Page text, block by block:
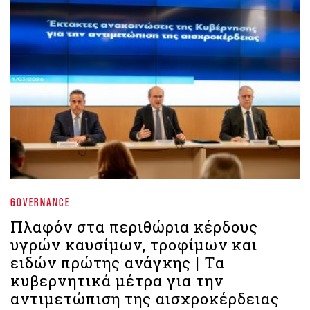
GOVERNANCE
Πλαφόν στα περιθώρια κέρδους
υγρών καυσίμων, τροφίμων και
ειδών πρώτης ανάγκης | Τα
κυβερνητικά μέτρα για την
αντιμετώπιση της αισχροκέρδειας